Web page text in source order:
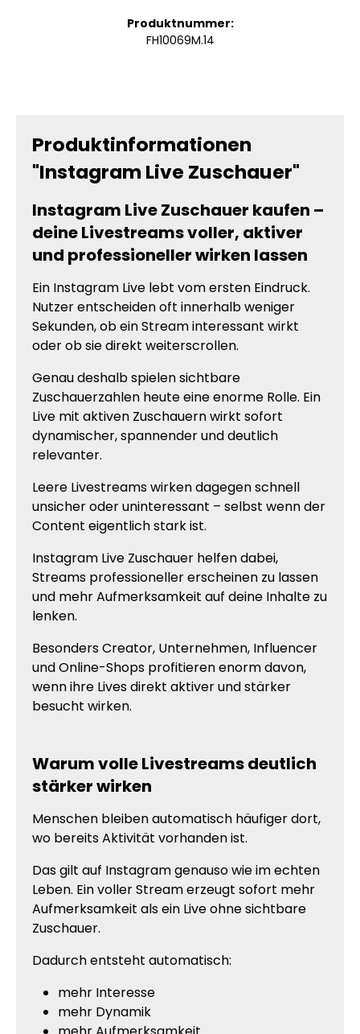
Produktnummer:
FH10069M.14
Produktinformationen
"Instagram Live Zuschauer"
Instagram Live Zuschauer kaufen –
deine Livestreams voller, aktiver
und professioneller wirken lassen
Ein Instagram Live lebt vom ersten Eindruck.
Nutzer entscheiden oft innerhalb weniger
Sekunden, ob ein Stream interessant wirkt
oder ob sie direkt weiterscrollen.
Genau deshalb spielen sichtbare
Zuschauerzahlen heute eine enorme Rolle. Ein
Live mit aktiven Zuschauern wirkt sofort
dynamischer, spannender und deutlich
relevanter.
Leere Livestreams wirken dagegen schnell
unsicher oder uninteressant – selbst wenn der
Content eigentlich stark ist.
Instagram Live Zuschauer helfen dabei,
Streams professioneller erscheinen zu lassen
und mehr Aufmerksamkeit auf deine Inhalte zu
lenken.
Besonders Creator, Unternehmen, Influencer
und Online-Shops profitieren enorm davon,
wenn ihre Lives direkt aktiver und stärker
besucht wirken.
Warum volle Livestreams deutlich
stärker wirken
Menschen bleiben automatisch häufiger dort,
wo bereits Aktivität vorhanden ist.
Das gilt auf Instagram genauso wie im echten
Leben. Ein voller Stream erzeugt sofort mehr
Aufmerksamkeit als ein Live ohne sichtbare
Zuschauer.
Dadurch entsteht automatisch:
mehr Interesse
mehr Dynamik